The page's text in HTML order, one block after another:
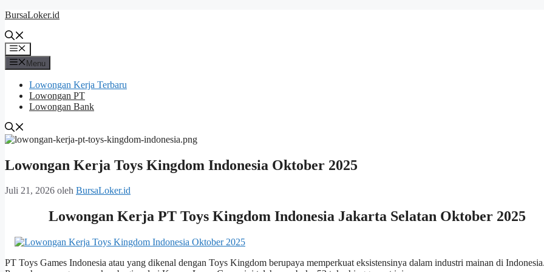
Langsung
isi
BursaLoker.id
Menu
Menu
Lowongan Kerja Terbaru
Lowongan PT
Lowongan Bank
Lowongan Kerja Toys Kingdom Indonesia Oktober 2025
Juli 21, 2026 oleh BursaLoker.id
Lowongan Kerja PT Toys Kingdom Indonesia Jakarta Selatan Oktober 2025
PT Toys Games Indonesia atau yang dikenal dengan Toys Kingdom berupaya memperkuat eksistensinya dalam industri mainan di